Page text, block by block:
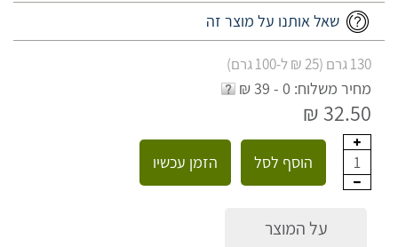
שאל אותנו על מוצר זה
130 גרם (25 ₪ ל-100 גרם)
מחיר משלוח: 0 - 39 ₪
32.50 ₪
1 הוסף לסל הזמן עכשיו
על המוצר